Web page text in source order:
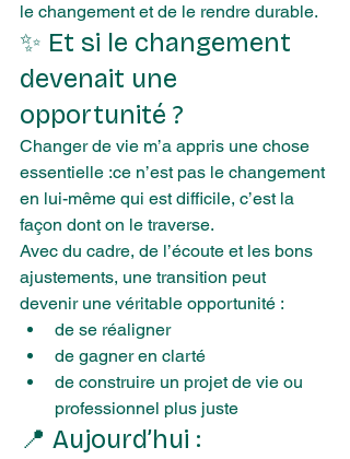
le changement et de le rendre durable.
✨ Et si le changement
devenait une
opportunité ?
Changer de vie m’a appris une chose
essentielle :ce n’est pas le changement
en lui-même qui est difficile, c’est la
façon dont on le traverse.
Avec du cadre, de l’écoute et les bons
ajustements, une transition peut
devenir une véritable opportunité :
de se réaligner
de gagner en clarté
de construire un projet de vie ou
professionnel plus juste
📍 Aujourd’hui :